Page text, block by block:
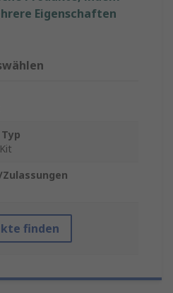
Eigenschaften
finden